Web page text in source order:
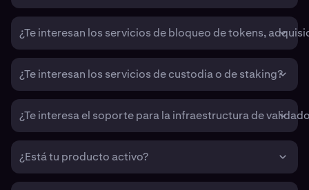
¿Te interesan los servicios de bloqueo de tokens,
¿Te interesan los servicios de custodia o de staking?
¿Te interesa el soporte para la infraestructura de
¿Está tu producto activo?